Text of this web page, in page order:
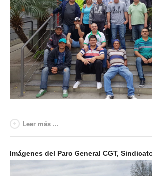
Leer más ...
Imágenes del Paro General CGT,